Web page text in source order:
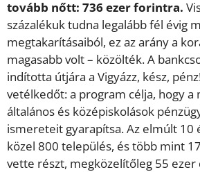
tovább nőtt: 736 ezer forintra.
százalékuk tudna legalább fél évig
megtakarításaiból, ez az arány a
magasabb volt – közölték. A
indította útjára a Vigyázz, kész,
vetélkedőt: a program célja, hogy a
általános és középiskolások
ismereteit gyarapítsa. Az elmúlt 10
közel 800 település, és több mint
vette részt, megközelítőleg 55 ezer